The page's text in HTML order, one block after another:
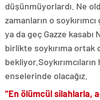
düşünmüyorlardı. Ne
zamanların o
ya da geç Gazze kasabı
birlikte soykırıma ortak
enselerinde olacağız.
“En ölümcül silahlarla,